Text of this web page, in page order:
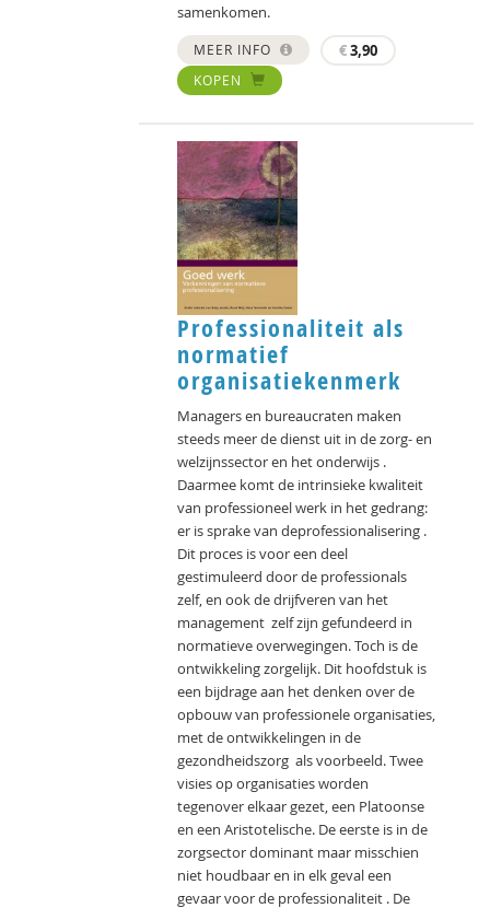
samenkomen.
MEER INFO €3,90
KOPEN
Professionaliteit als
normatief
organisatiekenmerk
Managers en bureaucraten maken
steeds meer de dienst uit in de zorg- en
welzijnssector en het onderwijs .
Daarmee komt de intrinsieke kwaliteit
van professioneel werk in het gedrang:
er is sprake van deprofessionalisering .
Dit proces is voor een deel
gestimuleerd door de professionals
zelf, en ook de drijfveren van het
management zelf zijn gefundeerd in
normatieve overwegingen. Toch is de
ontwikkeling zorgelijk. Dit hoofdstuk is
een bijdrage aan het denken over de
opbouw van professionele organisaties,
met de ontwikkelingen in de
gezondheidszorg als voorbeeld. Twee
visies op organisaties worden
tegenover elkaar gezet, een Platoonse
en een Aristotelische. De eerste is in de
zorgsector dominant maar misschien
niet houdbaar en in elk geval een
gevaar voor de professionaliteit . De